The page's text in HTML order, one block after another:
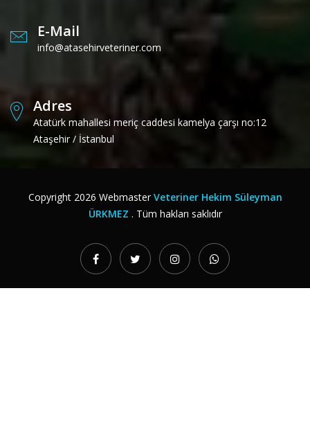
E-Mail
info@atasehirveteriner.com
Adres
Atatürk mahallesi meriç caddesi kamelya çarşı no:12
Ataşehir / İstanbul
Copyright 2026 Webmaster Veteriner Hekim Süleyman
ÜRKMEZ . Tüm hakları saklıdır